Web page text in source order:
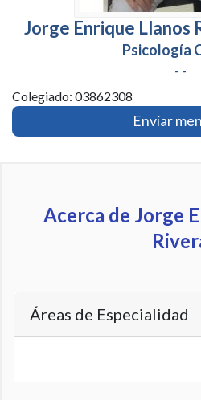
Jorge Enrique Llanos
Psicología
- -
Colegiado: 03862308
Enviar
Acerca de Jorge
Áreas de Especialidad